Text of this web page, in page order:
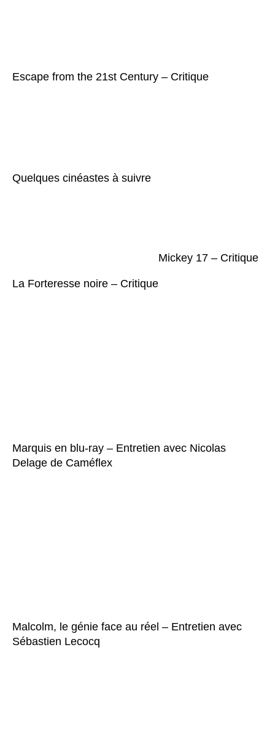
Escape from the 21st Century – Critique
Quelques cinéastes à suivre
La Forteresse noire – Critique
Mickey 17 – Critique
Marquis en blu-ray – Entretien avec Nicolas
Delage de Caméflex
Malcolm, le génie face au réel – Entretien avec
Sébastien Lecocq